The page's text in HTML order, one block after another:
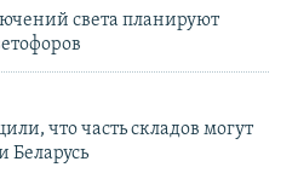
света планируют
что часть складов могут
Беларусь